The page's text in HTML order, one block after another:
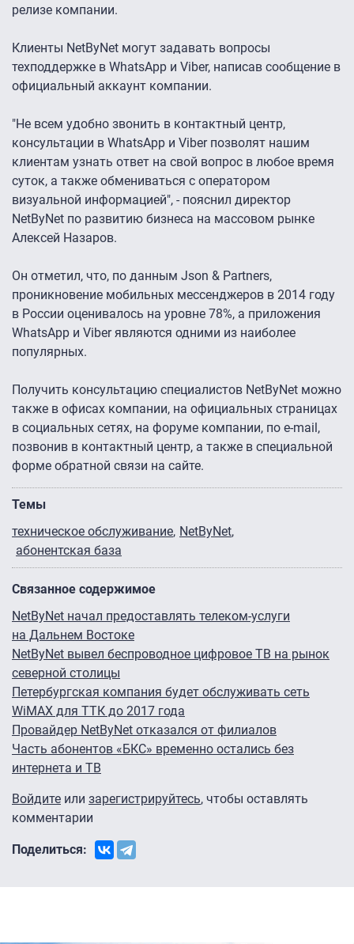
релизе компании.
Клиенты NetByNet могут задавать вопросы
техподдержке в WhatsApp и Viber, написав сообщение в
официальный аккаунт компании.
"Не всем удобно звонить в контактный центр,
консультации в WhatsApp и Viber позволят нашим
клиентам узнать ответ на свой вопрос в любое время
суток, а также обмениваться с оператором
визуальной информацией", - пояснил директор
NetByNet по развитию бизнеса на массовом рынке
Алексей Назаров.
Он отметил, что, по данным Json & Partners,
проникновение мобильных мессенджеров в 2014 году
в России оценивалось на уровне 78%, а приложения
WhatsApp и Viber являются одними из наиболее
популярных.
Получить консультацию специалистов NetByNet можно
также в офисах компании, на официальных страницах
в социальных сетях, на форуме компании, по e-mail,
позвонив в контактный центр, а также в специальной
форме обратной связи на сайте.
Темы
техническое обслуживание NetByNet
абонентская база
Связанное содержимое
NetByNet начал предоставлять телеком-услуги
на Дальнем Востоке
NetByNet вывел беспроводное цифровое ТВ на рынок
северной столицы
Петербургская компания будет обслуживать сеть
WiMAX для ТТК до 2017 года
Провайдер NetByNet отказался от филиалов
Часть абонентов «БКС» временно остались без
интернета и ТВ
Войдите или зарегистрируйтесь, чтобы оставлять
комментарии
Поделиться: